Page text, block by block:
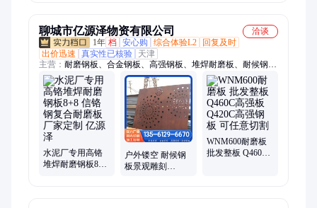
聊城市亿源泽物资有限公司
洽谈
1年 档 安心购 综合体验L2
回复及时
出价迅速
真实性已核验
天津
主营： 耐磨钢板、合金钢板、高强钢板、堆焊耐磨板、耐候钢
板、容器板、弹簧钢板
水泥厂专用高铬
堆焊耐磨钢板8+8
户外镂空 耐候钢
板景观雕刻
WNM600耐磨板
批发整板 Q460C